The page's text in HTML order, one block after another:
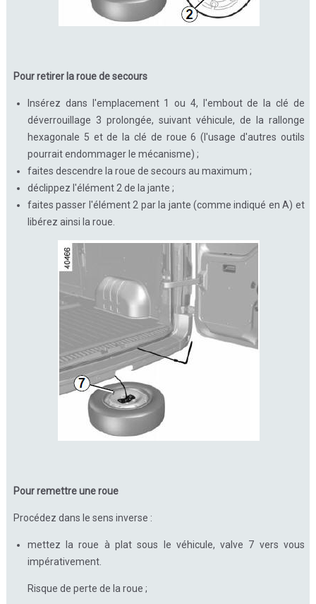
Pour retirer la roue de secours
Insérez dans l'emplacement 1 ou 4, l'embout de la clé de
déverrouillage 3 prolongée, suivant véhicule, de la rallonge
hexagonale 5 et de la clé de roue 6 (l'usage d'autres outils
pourrait endommager le mécanisme) ;
faites descendre la roue de secours au maximum ;
déclippez l'élément 2 de la jante ;
faites passer l'élément 2 par la jante (comme indiqué en A) et
libérez ainsi la roue.
Pour remettre une roue
Procédez dans le sens inverse :
mettez la roue à plat sous le véhicule, valve 7 vers vous
impérativement.
Risque de perte de la roue ;